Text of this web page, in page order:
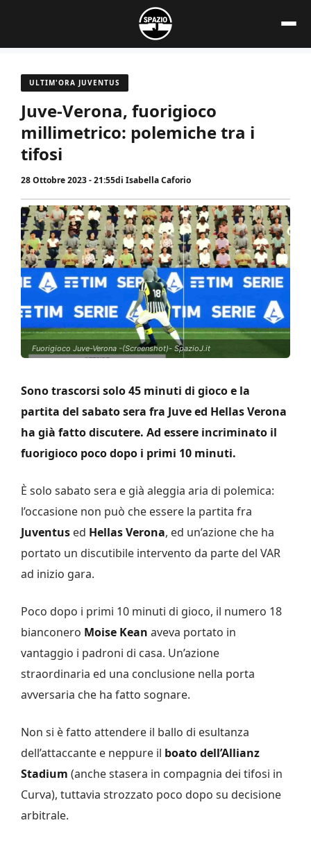
contenuto
ULTIM'ORA JUVENTUS
Juve-Verona, fuorigioco
millimetrico: polemiche tra i
tifosi
28 Ottobre 2023 - 21:55di Isabella Caforio
Fuorigioco Juve-Verona -(Screenshot)- SpazioJ.it
Sono trascorsi solo 45 minuti di gioco e la
partita del sabato sera fra Juve ed Hellas Verona
ha già fatto discutere. Ad essere incriminato il
fuorigioco poco dopo i primi 10 minuti.
È solo sabato sera e già aleggia aria di polemica:
l’occasione non può che essere la partita fra
Juventus ed Hellas Verona, ed un’azione che ha
portato un discutibile intervento da parte del VAR
ad inizio gara.
Poco dopo i primi 10 minuti di gioco, il numero 18
bianconero Moise Kean aveva portato in
vantaggio i padroni di casa. Un’azione
straordinaria ed una conclusione nella porta
avversaria che ha fatto sognare.
Non si è fatto attendere il ballo di esultanza
dell’attaccante e neppure il boato dell’Allianz
Stadium (anche stasera in compagnia dei tifosi in
Curva), tuttavia strozzato poco dopo su decisione
arbitrale.